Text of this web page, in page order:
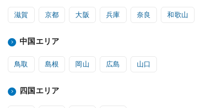
滋賀 京都 大阪 兵庫 奈良 和歌山
中国エリア
鳥取 島根 岡山 広島 山口
四国エリア